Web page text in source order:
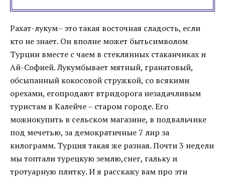
Рахат-лукум– это такая восточная сладость, если
кто не знает. Он вполне может бытьсимволом
Турции вместе с чаем в стеклянных стаканчиках и
Ай-Софией. Лукумбывает мятный, гранатовый,
обсыпанный кокосовой стружкой, со всякими
орехами, егопродают втридорога незадачливым
туристам в Калейче – старом городе. Его
можнокупить в сельском магазине, в подвальчике
под мечетью, за демократичные 7 лир за
килограмм. Турция такая же разная. Почти 3 недели
мы топтали турецкую землю,снег, гальку и
тротуарную плитку. И я расскажу вам про эти